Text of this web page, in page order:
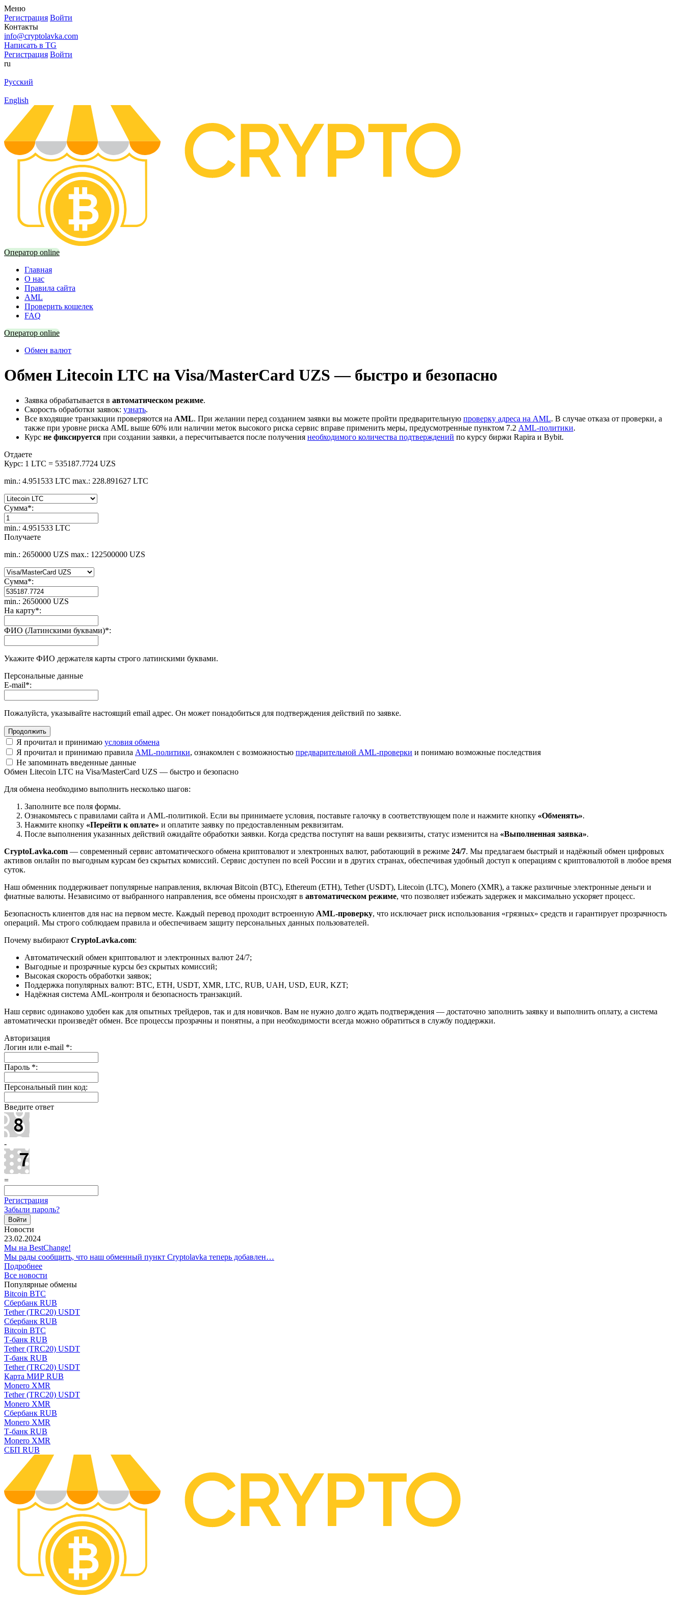
Меню
Регистрация Войти
Контакты
info@cryptolavka.com
Написать в TG
Регистрация Войти
ru
Русский
English
Оператор online
Главная
О нас
Правила сайта
AML
Проверить кошелек
FAQ
Оператор online
Обмен валют
Обмен Litecoin LTC на Visa/MasterCard UZS — быстро и безопасно
Заявка обрабатывается в автоматическом режиме.
Скорость обработки заявок: узнать.
Все входящие транзакции проверяются на AML. При желании перед созданием заявки вы можете пройти предварительную проверку адреса на AML. В случае отказа от проверки, а
также при уровне риска AML выше 60% или наличии меток высокого риска сервис вправе применить меры, предусмотренные пунктом 7.2 AML-политики.
Курс не фиксируется при создании заявки, а пересчитывается после получения необходимого количества подтверждений по курсу биржи Rapira и Bybit.
Отдаете
Курс: 1 LTC = 535187.7724 UZS
min.: 4.951533 LTC max.: 228.891627 LTC
Сумма*:
min.: 4.951533 LTC
Получаете
min.: 2650000 UZS max.: 122500000 UZS
Сумма*:
min.: 2650000 UZS
На карту*:
ФИО (Латинскими буквами)*:
Укажите ФИО держателя карты строго латинскими буквами.
Персональные данные
E-mail*:
Пожалуйста, указывайте настоящий email адрес. Он может понадобиться для подтверждения действий по заявке.
Я прочитал и принимаю условия обмена
Я прочитал и принимаю правила AML-политики, ознакомлен с возможностью предварительной AML-проверки и понимаю возможные последствия
Не запоминать введенные данные
Обмен Litecoin LTC на Visa/MasterCard UZS — быстро и безопасно
Для обмена необходимо выполнить несколько шагов:
Заполните все поля формы.
Ознакомьтесь с правилами сайта и AML-политикой. Если вы принимаете условия, поставьте галочку в соответствующем поле и нажмите кнопку «Обменять».
Нажмите кнопку «Перейти к оплате» и оплатите заявку по предоставленным реквизитам.
После выполнения указанных действий ожидайте обработки заявки. Когда средства поступят на ваши реквизиты, статус изменится на «Выполненная заявка».
CryptoLavka.com — современный сервис автоматического обмена криптовалют и электронных валют, работающий в режиме 24/7. Мы предлагаем быстрый и надёжный обмен цифровых
активов онлайн по выгодным курсам без скрытых комиссий. Сервис доступен по всей России и в других странах, обеспечивая удобный доступ к операциям с криптовалютой в любое время
суток.
Наш обменник поддерживает популярные направления, включая Bitcoin (BTC), Ethereum (ETH), Tether (USDT), Litecoin (LTC), Monero (XMR), а также различные электронные деньги и
фиатные валюты. Независимо от выбранного направления, все обмены происходят в автоматическом режиме, что позволяет избежать задержек и максимально ускоряет процесс.
Безопасность клиентов для нас на первом месте. Каждый перевод проходит встроенную AML-проверку, что исключает риск использования «грязных» средств и гарантирует прозрачность
операций. Мы строго соблюдаем правила и обеспечиваем защиту персональных данных пользователей.
Почему выбирают CryptoLavka.com:
Автоматический обмен криптовалют и электронных валют 24/7;
Выгодные и прозрачные курсы без скрытых комиссий;
Высокая скорость обработки заявок;
Поддержка популярных валют: BTC, ETH, USDT, XMR, LTC, RUB, UAH, USD, EUR, KZT;
Надёжная система AML-контроля и безопасность транзакций.
Наш сервис одинаково удобен как для опытных трейдеров, так и для новичков. Вам не нужно долго ждать подтверждения — достаточно заполнить заявку и выполнить оплату, а система
автоматически произведёт обмен. Все процессы прозрачны и понятны, а при необходимости всегда можно обратиться в службу поддержки.
Авторизация
Логин или e-mail *:
Пароль *:
Персональный пин код:
Введите ответ
-
=
Регистрация
Забыли пароль?
Новости
23.02.2024
Мы на BestChange!
Мы рады сообщить, что наш обменный пункт Cryptolavka теперь добавлен…
Подробнее
Все новости
Популярные обмены
Bitcoin BTC
Сбербанк RUB
Tether (TRC20) USDT
Сбербанк RUB
Bitcoin BTC
Т-банк RUB
Tether (TRC20) USDT
Т-банк RUB
Tether (TRC20) USDT
Карта МИР RUB
Monero XMR
Tether (TRC20) USDT
Monero XMR
Сбербанк RUB
Monero XMR
Т-банк RUB
Monero XMR
СБП RUB